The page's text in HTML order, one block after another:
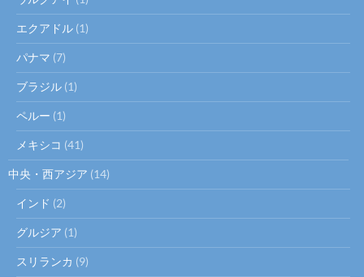
エクアドル (1)
パナマ (7)
ブラジル (1)
ペルー (1)
メキシコ (41)
中央・西アジア (14)
インド (2)
グルジア (1)
スリランカ (9)